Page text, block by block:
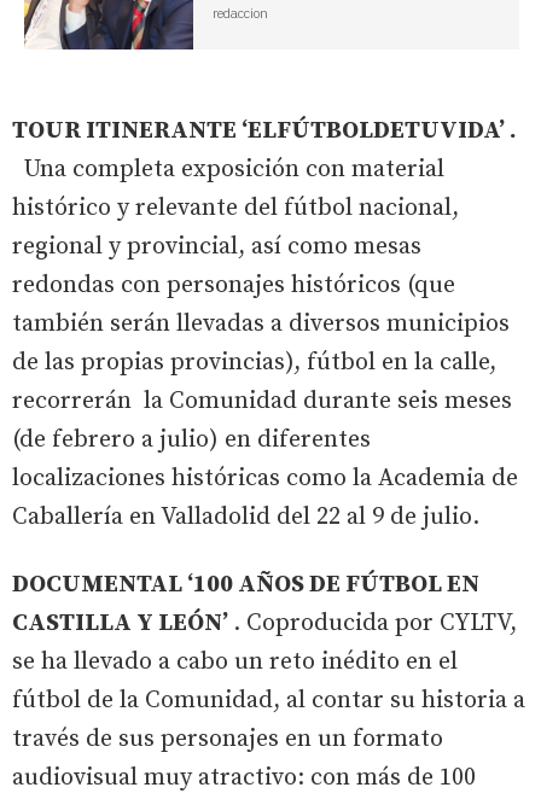
redaccion
TOUR ITINERANTE ‘ELFÚTBOLDETUVIDA’ .
Una completa exposición con material
histórico y relevante del fútbol nacional,
regional y provincial, así como mesas
redondas con personajes históricos (que
también serán llevadas a diversos municipios
de las propias provincias), fútbol en la calle,
recorrerán la Comunidad durante seis meses
(de febrero a julio) en diferentes
localizaciones históricas como la Academia de
Caballería en Valladolid del 22 al 9 de julio.
DOCUMENTAL ‘100 AÑOS DE FÚTBOL EN
CASTILLA Y LEÓN’ . Coproducida por CYLTV,
se ha llevado a cabo un reto inédito en el
fútbol de la Comunidad, al contar su historia a
través de sus personajes en un formato
audiovisual muy atractivo: con más de 100